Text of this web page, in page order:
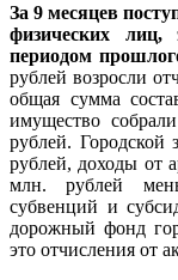
За 9 месяцев
физических
периодом
рублей возросли
общая сумма
имущество
рублей.
рублей, доходы от
млн. рублей
субвенций и
дорожный фонд
это отчисления от